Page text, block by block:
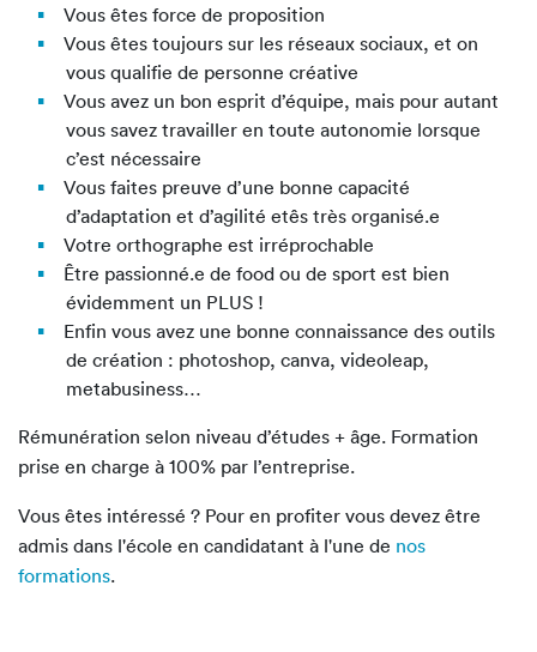
Vous êtes force de proposition
Vous êtes toujours sur les réseaux sociaux, et on
vous qualifie de personne créative
Vous avez un bon esprit d’équipe, mais pour autant
vous savez travailler en toute autonomie lorsque
c’est nécessaire
Vous faites preuve d’une bonne capacité
d’adaptation et d’agilité etês très organisé.e
Votre orthographe est irréprochable
Être passionné.e de food ou de sport est bien
évidemment un PLUS !
Enfin vous avez une bonne connaissance des outils
de création : photoshop, canva, videoleap,
metabusiness…
Rémunération selon niveau d’études + âge. Formation
prise en charge à 100% par l’entreprise.
Vous êtes intéressé ? Pour en profiter vous devez être
admis dans l'école en candidatant à l'une de nos
formations.